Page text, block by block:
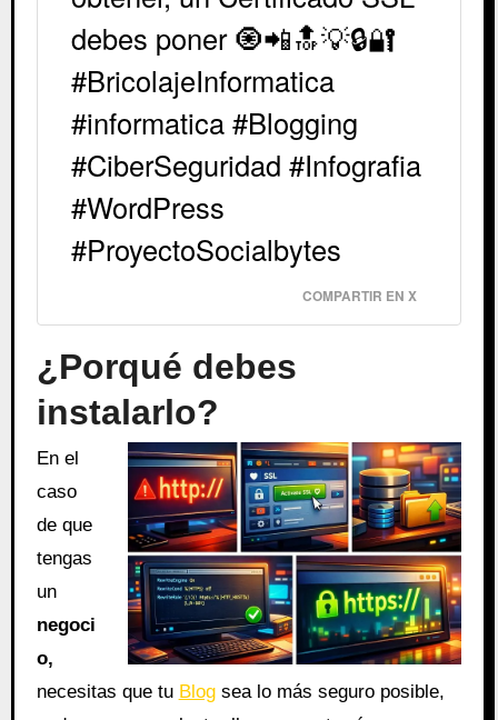
debes poner 🧿📲🔝💡🔒🔐
#BricolajeInformatica
#informatica #Blogging
#CiberSeguridad #Infografia
#WordPress
#ProyectoSocialbytes
COMPARTIR EN X
¿Porqué debes
instalarlo?
En el
caso
de que
tengas
un
negoci
o,
necesitas que tu Blogsea lo más seguro posible,